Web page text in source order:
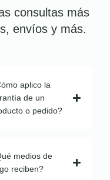
consultas más
envíos y más.
aplico la
de un
o pedido?
medios de
reciben?